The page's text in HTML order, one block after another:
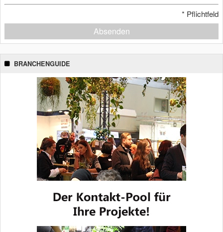
* Pflichtfeld
Absenden
BRANCHENGUIDE